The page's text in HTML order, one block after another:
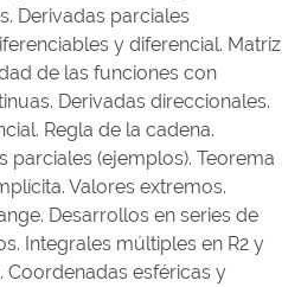
Derivadas parciales
y diferencial. Matriz
de las funciones con
Derivadas direccionales.
Regla de la cadena.
parciales (ejemplos). Teorema
Valores extremos.
Desarrollos en series de
Integrales múltiples en R2 y
Coordenadas esféricas y